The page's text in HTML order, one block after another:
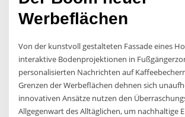
Werbeflächen
Von der kunstvoll gestalteten Fassade eines
interaktive Bodenprojektionen in
personalisierten Nachrichten auf
Grenzen der Werbeflächen dehnen sich
innovativen Ansätze nutzen den
Allgegenwart des Alltäglichen, um nachhaltige